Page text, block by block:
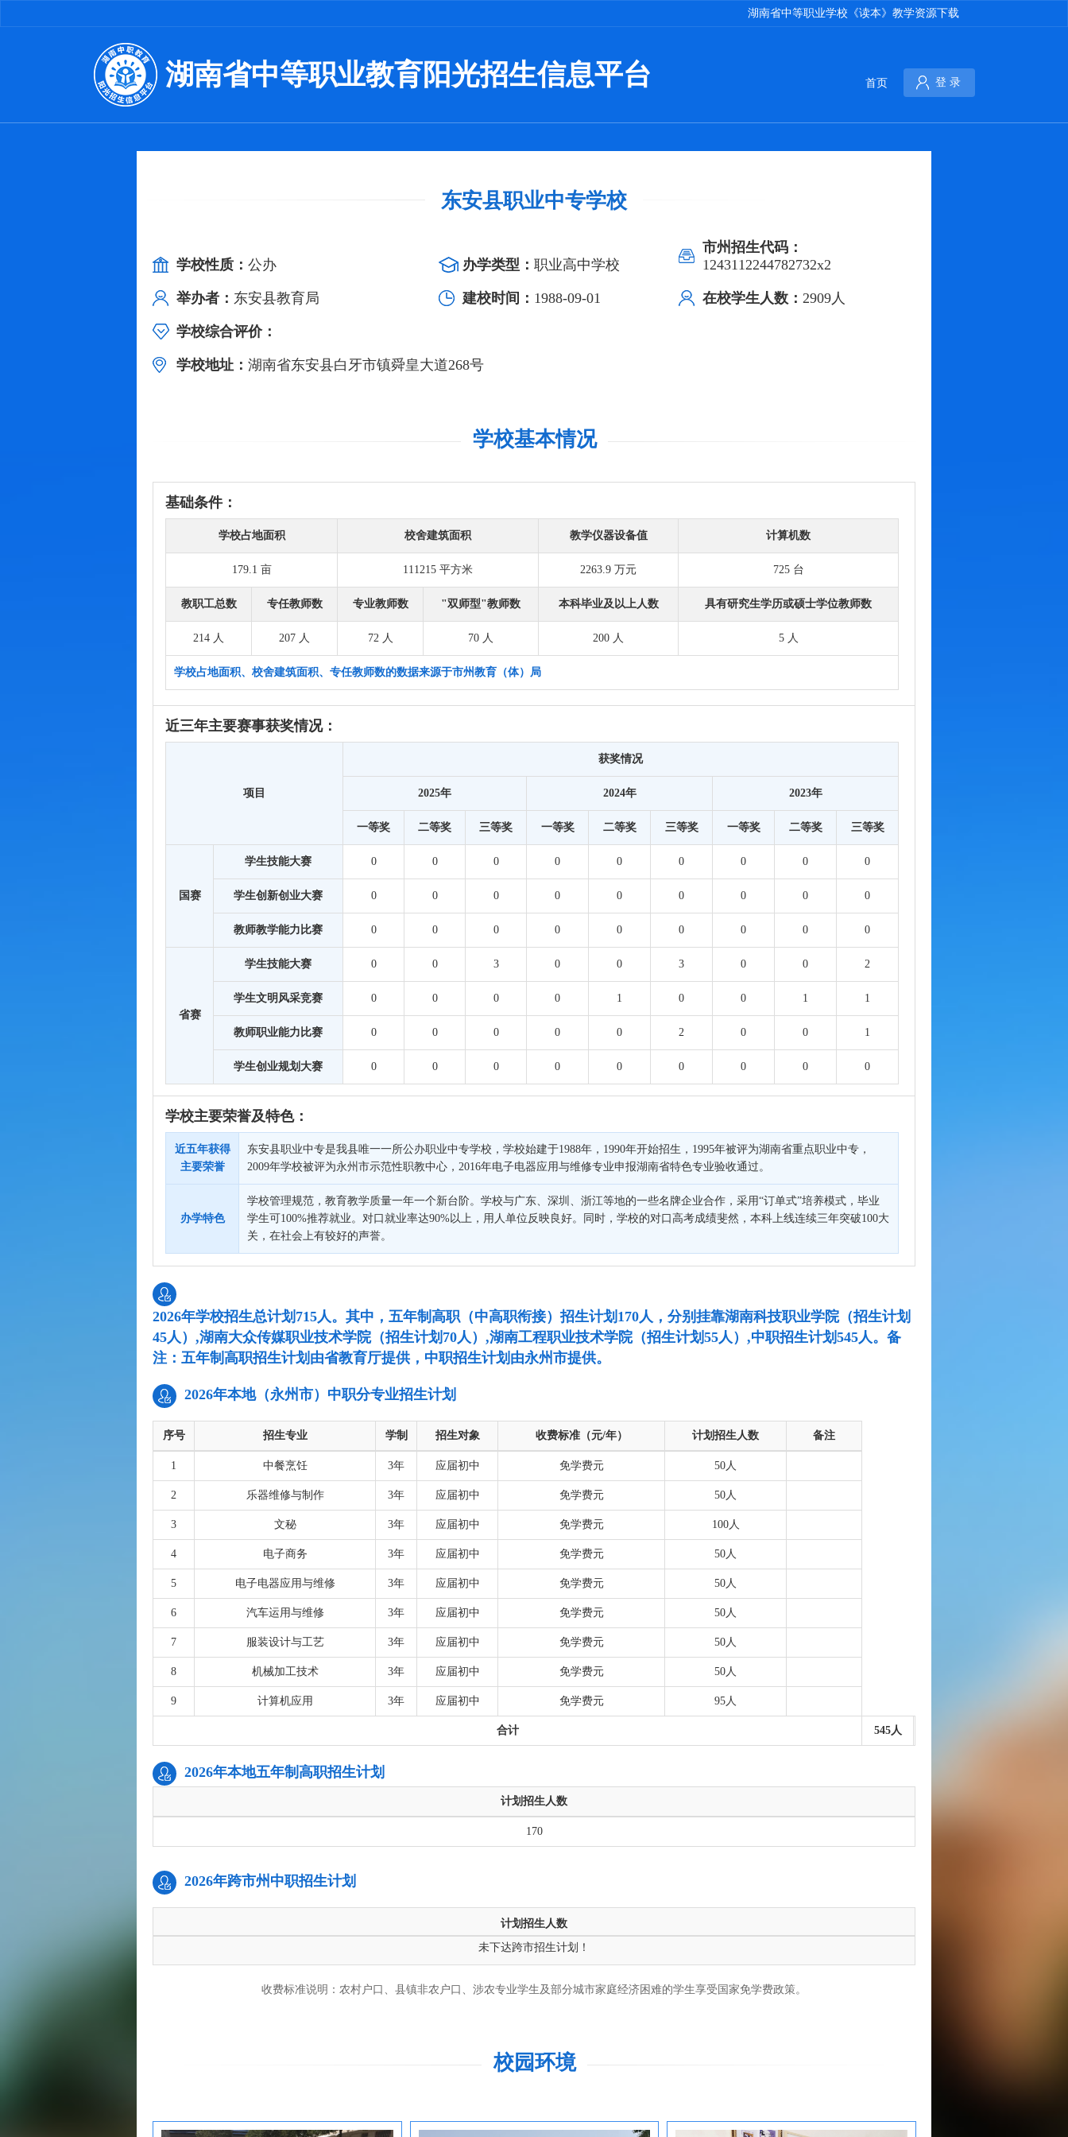
湖南省中等职业学校《读本》教学资源下载
湖南省中等职业教育阳光招生信息平台 首页 登 录
东安县职业中专学校
学校性质： 公办 办学类型： 职业高中学校
市州招生代码：
1243112244782732x2
举办者： 东安县教育局 建校时间： 1988-09-01 在校学生人数： 2909人
学校综合评价：
学校地址： 湖南省东安县白牙市镇舜皇大道268号
学校基本情况
基础条件：
学校占地面积 校舍建筑面积 教学仪器设备值 计算机数
179.1 亩 111215 平方米 2263.9 万元 725 台
教职工总数 专任教师数 专业教师数 "双师型"教师数 本科毕业及以上人数 具有研究生学历或硕士学位教师数
214 人 207 人 72 人 70 人 200 人 5 人
学校占地面积、校舍建筑面积、专任教师数的数据来源于市州教育（体）局
近三年主要赛事获奖情况：
项目
获奖情况
2025年 2024年 2023年
一等奖 二等奖 三等奖 一等奖 二等奖 三等奖 一等奖 二等奖 三等奖
国赛
学生技能大赛 0 0 0 0 0 0 0 0 0
学生创新创业大赛 0 0 0 0 0 0 0 0 0
教师教学能力比赛 0 0 0 0 0 0 0 0 0
省赛
学生技能大赛 0 0 3 0 0 3 0 0 2
学生文明风采竞赛 0 0 0 0 1 0 0 1 1
教师职业能力比赛 0 0 0 0 0 2 0 0 1
学生创业规划大赛 0 0 0 0 0 0 0 0 0
学校主要荣誉及特色：
近五年获得
主要荣誉
东安县职业中专是我县唯一一所公办职业中专学校，学校始建于1988年，1990年开始招生，1995年被评为湖南省重点职业中专，
2009年学校被评为永州市示范性职教中心，2016年电子电器应用与维修专业申报湖南省特色专业验收通过。
办学特色
学校管理规范，教育教学质量一年一个新台阶。学校与广东、深圳、浙江等地的一些名牌企业合作，采用“订单式”培养模式，毕业
学生可100%推荐就业。对口就业率达90%以上，用人单位反映良好。同时，学校的对口高考成绩斐然，本科上线连续三年突破100大
关，在社会上有较好的声誉。
2026年学校招生总计划715人。其中，五年制高职（中高职衔接）招生计划170人，分别挂靠湖南科技职业学院（招生计划
45人）,湖南大众传媒职业技术学院（招生计划70人）,湖南工程职业技术学院（招生计划55人）,中职招生计划545人。备
注：五年制高职招生计划由省教育厅提供，中职招生计划由永州市提供。
2026年本地（永州市）中职分专业招生计划
序号 招生专业 学制 招生对象 收费标准（元/年） 计划招生人数 备注
1 中餐烹饪 3年 应届初中 免学费元 50人
2 乐器维修与制作 3年 应届初中 免学费元 50人
3 文秘 3年 应届初中 免学费元 100人
4 电子商务 3年 应届初中 免学费元 50人
5 电子电器应用与维修 3年 应届初中 免学费元 50人
6 汽车运用与维修 3年 应届初中 免学费元 50人
7 服装设计与工艺 3年 应届初中 免学费元 50人
8 机械加工技术 3年 应届初中 免学费元 50人
9 计算机应用 3年 应届初中 免学费元 95人
合计 545人
2026年本地五年制高职招生计划
计划招生人数
170
2026年跨市州中职招生计划
计划招生人数
未下达跨市招生计划！
收费标准说明：农村户口、县镇非农户口、涉农专业学生及部分城市家庭经济困难的学生享受国家免学费政策。
校园环境